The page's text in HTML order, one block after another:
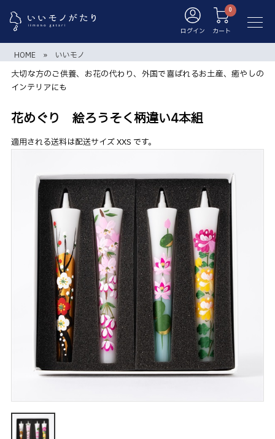
ログイン カート
HOME » いいモノ
大切な方のご供養、お花の代わり、外国で喜ばれるお土産、癒やしの
インテリアにも
花めぐり 絵ろうそく柄違い4本組
適用される送料は配送サイズ XXS です。